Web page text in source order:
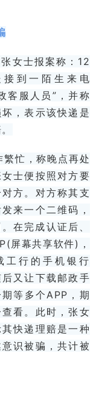
女士报案称：12
到一陌生来电
客服人员”，并称
，表示该快递是
忙，称晚点再处
士便按照对方要
方。对方称其支
来一个二维码，
在完成认证后、
屏幕共享软件)，
工行的手机银行
又让下载邮政手
期等多个APP，期
看。此时，张女
快递理赔是一种
识被骗，共计被